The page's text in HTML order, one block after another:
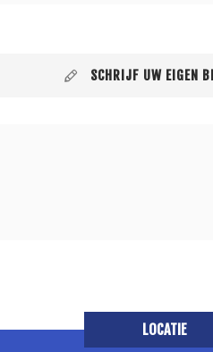
SCHRIJF UW EIGEN
LOCATIE